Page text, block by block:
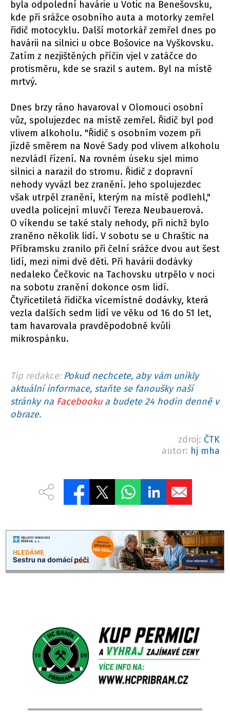
byla odpolední havárie u Votic na Benešovsku,
kde při srážce osobního auta a motorky zemřel
řidič motocyklu. Další motorkář zemřel dnes po
havárii na silnici u obce Bošovice na Vyškovsku.
Zatím z nezjištěných příčin vjel v zatáčce do
protisměru, kde se srazil s autem. Byl na místě
mrtvý.
Dnes brzy ráno havaroval v Olomouci osobní
vůz, spolujezdec na místě zemřel. Řidič byl pod
vlivem alkoholu. "Řidič s osobním vozem při
jízdě směrem na Nové Sady pod vlivem alkoholu
nezvládl řízení. Na rovném úseku sjel mimo
silnici a narazil do stromu. Řidič z dopravní
nehody vyvázl bez zranění. Jeho spolujezdec
však utrpěl zranění, kterým na místě podlehl,"
uvedla policejní mluvčí Tereza Neubauerová.
O víkendu se také staly nehody, při nichž bylo
zraněno několik lidí. V sobotu se u Chraštic na
Příbramsku zranilo při čelní srážce dvou aut šest
lidí, mezi nimi dvě děti. Při havárii dodávky
nedaleko Čečkovic na Tachovsku utrpělo v noci
na sobotu zranění dokonce osm lidí.
Čtyřicetiletá řidička vícemístné dodávky, která
vezla dalších sedm lidí ve věku od 16 do 51 let,
tam havarovala pravděpodobně kvůli
mikrospánku.
Tip redakce: Pokud nechcete, aby vám unikly
aktuální informace, staňte se fanoušky naší
stránky na Facebookua budete 24 hodin denně v
obraze.
zdroj: ČTK
autor: hj mha